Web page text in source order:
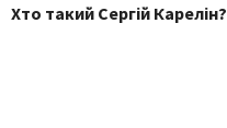
Хто такий Сергій Карелін?